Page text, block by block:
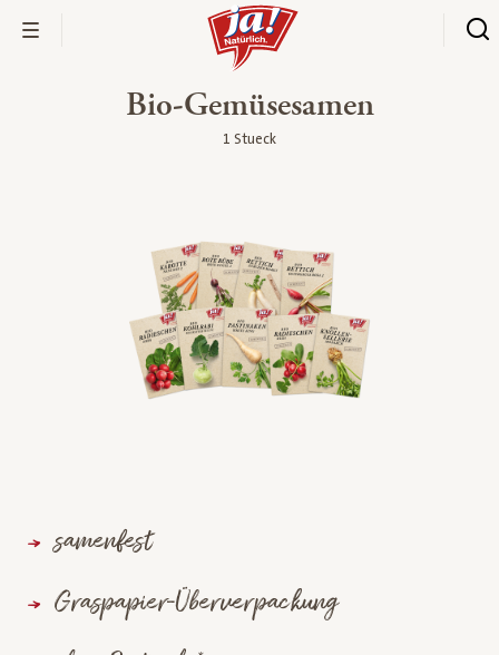
Bio-Gemüsesamen
1 Stueck
samenfest
Graspapier-Überverpackung